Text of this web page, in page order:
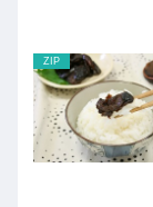
ZIP